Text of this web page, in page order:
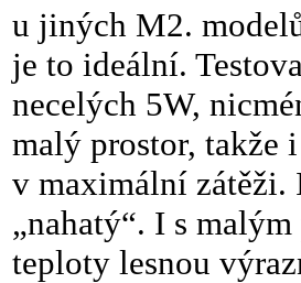
u jiných M2.
je to ideální.
necelých 5W,
malý prostor, takže
v maximální zátěži.
„nahatý“. I s
teploty lesnou